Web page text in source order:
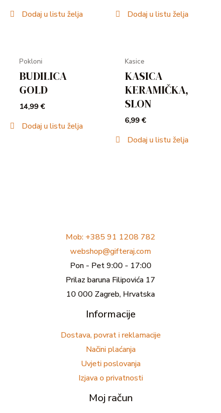
Dodaj u listu želja Dodaj u listu želja
Pokloni
BUDILICA
GOLD
14,99€
Dodaj u listu želja
Kasice
KASICA
KERAMIČKA,
SLON
6,99€
Dodaj u listu želja
Mob: +385 91 1208 782
webshop@gifteraj.com
Pon - Pet 9:00 - 17:00
Prilaz baruna Filipovića 17
10 000 Zagreb, Hrvatska
Informacije
Dostava, povrat i reklamacije
Načini plaćanja
Uvjeti poslovanja
Izjava o privatnosti
Moj račun